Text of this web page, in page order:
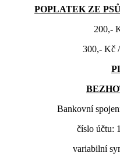
POPLATEK ZE
200,-
300,- Kč
Bankovní
číslo účtu:
variabilní